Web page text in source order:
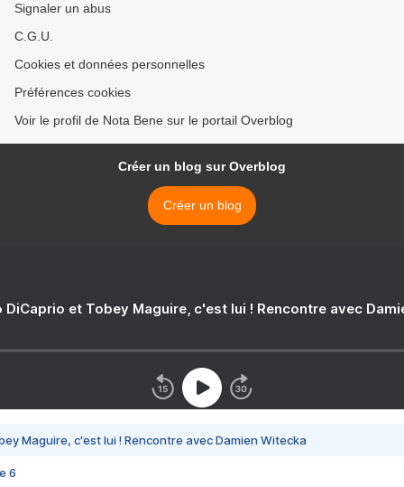
Signaler un abus
C.G.U.
Cookies et données personnelles
Préférences cookies
Voir le profil de Nota Bene sur le portail Overblog
Créer un blog sur Overblog
Créer un blog
DiCaprio et Tobey Maguire, c'est lui ! Rencontre avec
Maguire, c'est lui ! Rencontre avec Damien Witecka
6